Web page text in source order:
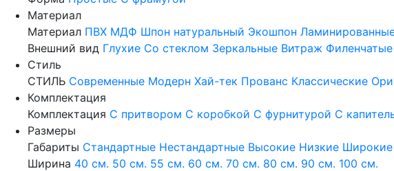
Материал
Материал ПВХ МДФ Шпон натуральный Экошпон
Внешний вид Глухие Со стеклом Зеркальные Витраж Филенчатые
Стиль
СТИЛЬ Современные Модерн Хай-тек Прованс Классические
Комплектация
Комплектация С притвором С коробкой С фурнитурой С
Размеры
Габариты Стандартные Нестандартные Высокие Низкие Широкие
Ширина 40 см. 50 см. 55 см. 60 см. 70 см. 80 см. 90 см. 100 см.